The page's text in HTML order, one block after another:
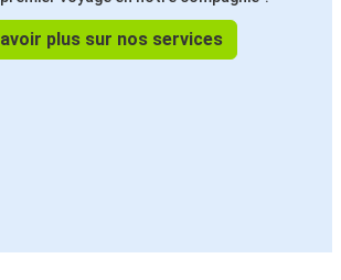
plus sur nos services